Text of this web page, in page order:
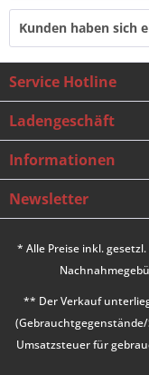
Kunden haben sich
Service Hotline
Ladengeschäft
Informationen
Newsletter
* Alle Preise inkl.
** Der Verkauf
Umsatzsteuer für